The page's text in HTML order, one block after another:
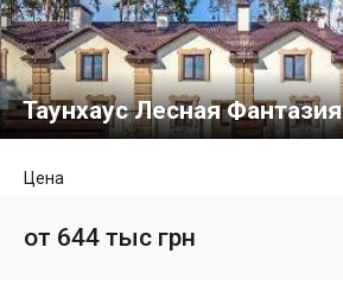
Таунхаус Лесная Фантазия
Цена
от 644 тыс грн